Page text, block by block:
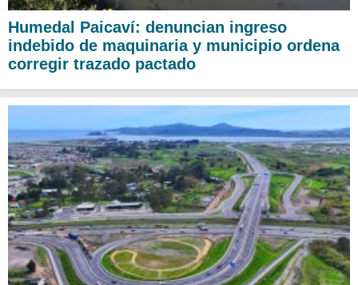
Humedal Paicaví: denuncian ingreso
indebido de maquinaria y municipio ordena
corregir trazado pactado